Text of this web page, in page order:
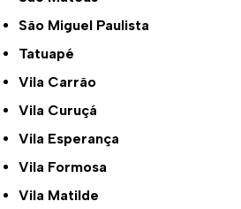
São Miguel Paulista
Tatuapé
Vila Carrão
Vila Curuçá
Vila Esperança
Vila Formosa
Vila Matilde